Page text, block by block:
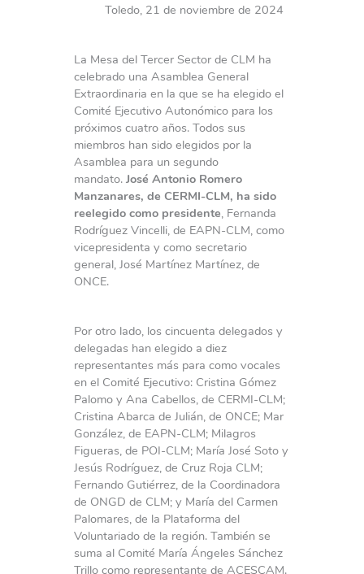
Toledo, 21 de noviembre de 2024
La Mesa del Tercer Sector de CLM ha
celebrado una Asamblea General
Extraordinaria en la que se ha elegido el
Comité Ejecutivo Autonómico para los
próximos cuatro años. Todos sus
miembros han sido elegidos por la
Asamblea para un segundo
mandato. José Antonio Romero
Manzanares, de CERMI-CLM, ha sido
reelegido como presidente, Fernanda
Rodríguez Vincelli, de EAPN-CLM, como
vicepresidenta y como secretario
general, José Martínez Martínez, de
ONCE.
Por otro lado, los cincuenta delegados y
delegadas han elegido a diez
representantes más para como vocales
en el Comité Ejecutivo: Cristina Gómez
Palomo y Ana Cabellos, de CERMI-CLM;
Cristina Abarca de Julián, de ONCE; Mar
González, de EAPN-CLM; Milagros
Figueras, de POI-CLM; María José Soto y
Jesús Rodríguez, de Cruz Roja CLM;
Fernando Gutiérrez, de la Coordinadora
de ONGD de CLM; y María del Carmen
Palomares, de la Plataforma del
Voluntariado de la región. También se
suma al Comité María Ángeles Sánchez
Trillo como representante de ACESCAM.